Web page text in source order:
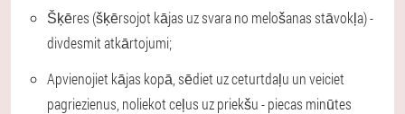
Šķēres (šķērsojot kājas uz svara no melošanas stāvokļa) -
divdesmit atkārtojumi;
Apvienojiet kājas kopā, sēdiet uz ceturtdaļu un veiciet
pagriezienus, noliekot ceļus uz priekšu - piecas minūtes